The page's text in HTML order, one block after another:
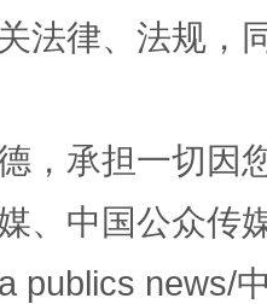
法律、法规，
，承担一切因
、中国公众传
publics news/